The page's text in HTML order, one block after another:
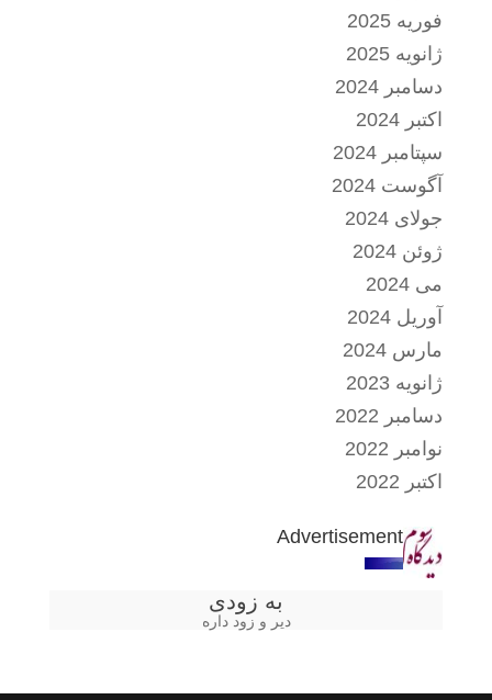
فوریه 2025
ژانویه 2025
دسامبر 2024
اکتبر 2024
سپتامبر 2024
آگوست 2024
جولای 2024
ژوئن 2024
می 2024
آوریل 2024
مارس 2024
ژانویه 2023
دسامبر 2022
نوامبر 2022
اکتبر 2022
Advertisement
به زودی
دیر و زود داره